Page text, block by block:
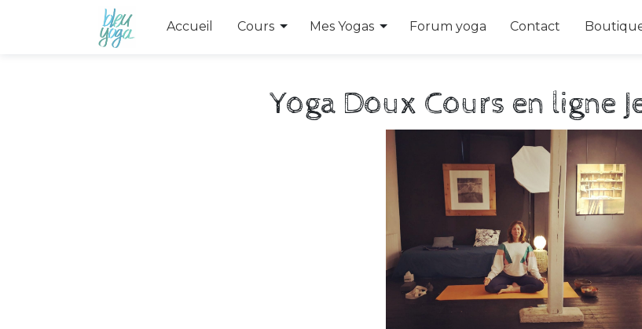
Accueil Cours Toggle Dropdown
Mes Yogas Toggle Dropdown
Forum yoga Contact
Yoga Doux Cours en ligne